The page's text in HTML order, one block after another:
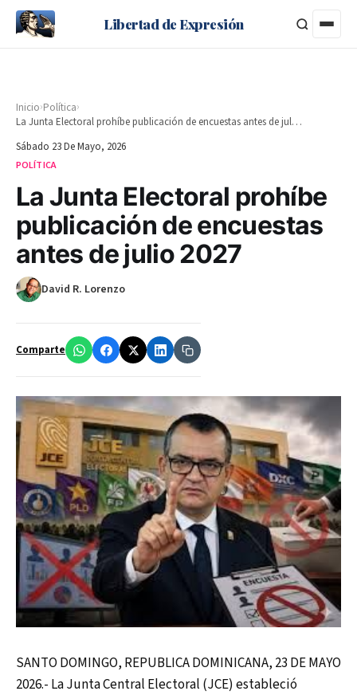
Libertad de Expresión
Inicio›Política›
La Junta Electoral prohíbe publicación de encuestas antes de julio 2027
Sábado 23 De Mayo, 2026
POLÍTICA
La Junta Electoral prohíbe
publicación de encuestas
antes de julio 2027
David R. Lorenzo
Comparte
SANTO DOMINGO, REPUBLICA DOMINICANA, 23 DE MAYO
2026.- La Junta Central Electoral (JCE) estableció